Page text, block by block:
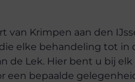
van Krimpen aan den
elke behandeling tot in
de Lek. Hier bent u bij
een bepaalde